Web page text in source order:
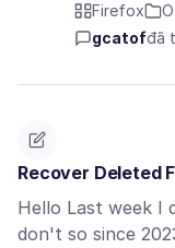
Firefox
gcatofđã
Recover Deleted
Hello Last week I
don't so since